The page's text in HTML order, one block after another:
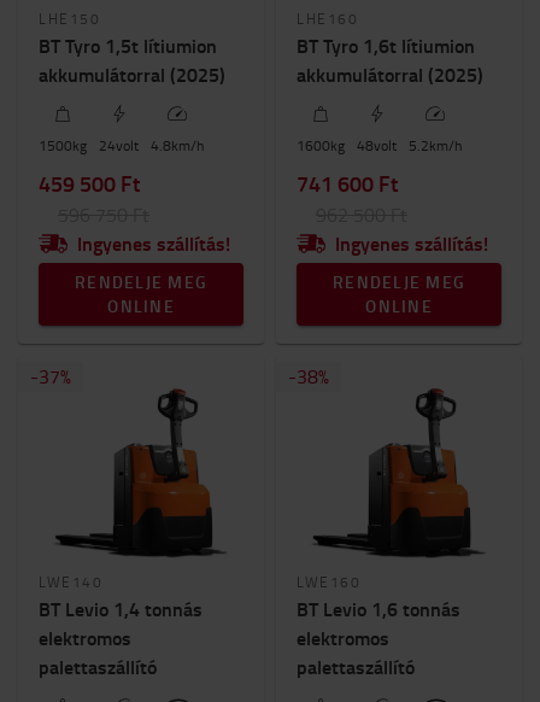
LHE150
BT Tyro 1,5t lítiumion
akkumulátorral (2025)
1500kg 24volt 4.8km/h
459 500 Ft
Ingyenes szállítás!
RENDELJE MEG
ONLINE
LHE160
BT Tyro 1,6t lítiumion
akkumulátorral (2025)
1600kg 48volt 5.2km/h
741 600 Ft
Ingyenes szállítás!
RENDELJE MEG
ONLINE
-37%
LWE140
BT Levio 1,4 tonnás
elektromos
palettaszállító
-38%
LWE160
BT Levio 1,6 tonnás
elektromos
palettaszállító